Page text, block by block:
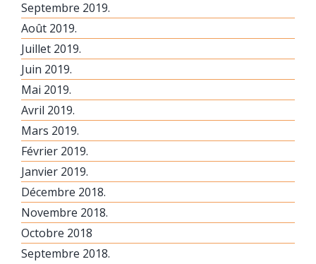
Septembre 2019.
Août 2019.
Juillet 2019.
Juin 2019.
Mai 2019.
Avril 2019.
Mars 2019.
Février 2019.
Janvier 2019.
Décembre 2018.
Novembre 2018.
Octobre 2018
Septembre 2018.